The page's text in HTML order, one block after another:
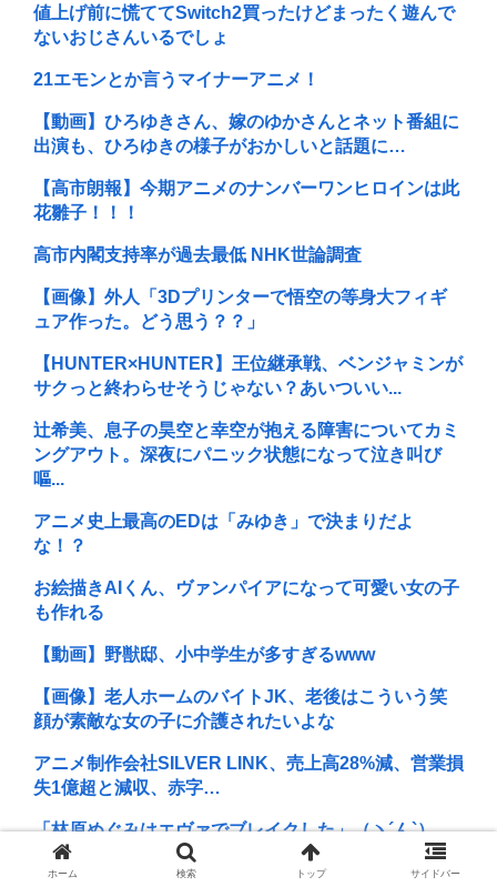
値上げ前に慌ててSwitch2買ったけどまったく遊んで
ないおじさんいるでしょ
21エモンとか言うマイナーアニメ！
【動画】ひろゆきさん、嫁のゆかさんとネット番組に
出演も、ひろゆきの様子がおかしいと話題に…
【高市朗報】今期アニメのナンバーワンヒロインは此
花雛子！！！
高市内閣支持率が過去最低 NHK世論調査
【画像】外人「3Dプリンターで悟空の等身大フィギ
ュア作った。どう思う？？」
【HUNTER×HUNTER】王位継承戦、ベンジャミンが
サクっと終わらせそうじゃない？あいついい...
辻希美、息子の昊空と幸空が抱える障害についてカミ
ングアウト。深夜にパニック状態になって泣き叫び
嘔...
アニメ史上最高のEDは「みゆき」で決まりだよ
な！？
お絵描きAIくん、ヴァンパイアになって可愛い女の子
も作れる
【動画】野獣邸、小中学生が多すぎるwww
【画像】老人ホームのバイトJK、老後はこういう笑
顔が素敵な女の子に介護されたいよな
アニメ制作会社SILVER LINK、売上高28%減、営業損
失1億超と減収、赤字…
「林原めぐみはエヴァでブレイクした」（ヽ´ん`）
「はあ？ 魔神英雄伝ワタルのヒミコとチンプイのエ...
ホーム 検索 トップ サイドバー